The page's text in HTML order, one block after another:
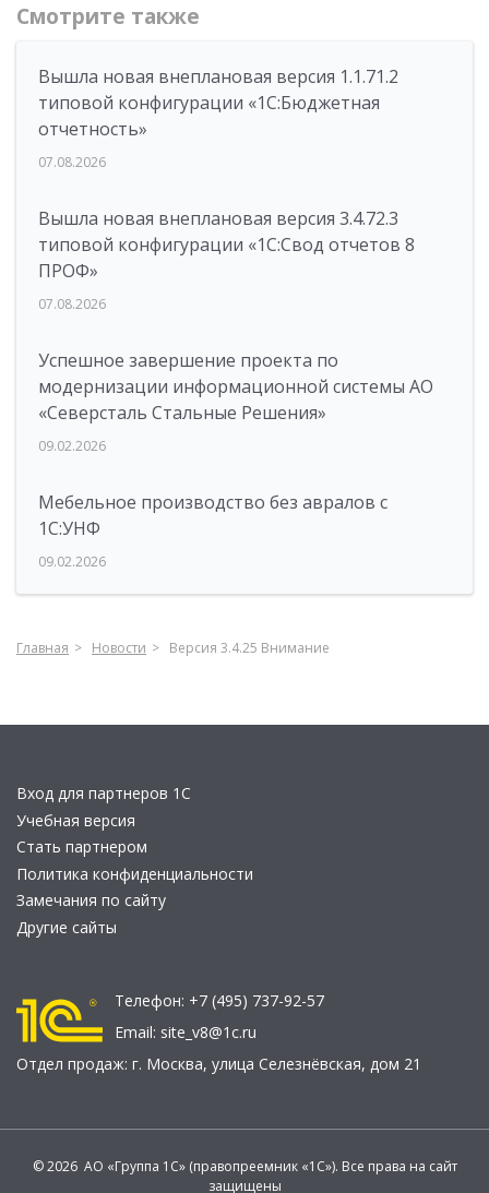
Смотрите также
Вышла новая внеплановая версия 1.1.71.2
типовой конфигурации «1C:Бюджетная
отчетность»
07.08.2026
Вышла новая внеплановая версия 3.4.72.3
типовой конфигурации «1C:Свод отчетов 8
ПРОФ»
07.08.2026
Успешное завершение проекта по
модернизации информационной системы АО
«Северсталь Стальные Решения»
09.02.2026
Мебельное производство без авралов с
1С:УНФ
09.02.2026
Главная Новости Версия 3.4.25 Внимание
Вход для партнеров 1С
Учебная версия
Стать партнером
Политика конфиденциальности
Замечания по сайту
Другие сайты
Телефон: +7 (495) 737-92-57
Email: site_v8@1c.ru
Отдел продаж: г. Москва, улица Селезнёвская, дом 21
© 2026 АО «Группа 1С» (правопреемник «1С»). Все права на сайт
защищены